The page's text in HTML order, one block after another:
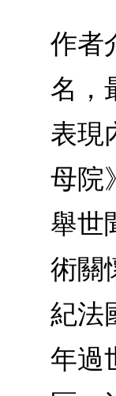
作者
名，
表現
母院
舉世
術關
紀法
年過